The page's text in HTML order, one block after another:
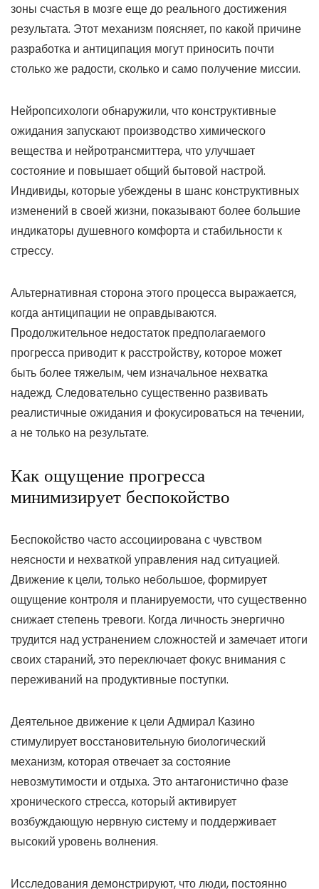
зоны счастья в мозге еще до реального достижения
результата. Этот механизм поясняет, по какой причине
разработка и антиципация могут приносить почти
столько же радости, сколько и само получение миссии.
Нейропсихологи обнаружили, что конструктивные
ожидания запускают производство химического
вещества и нейротрансмиттера, что улучшает
состояние и повышает общий бытовой настрой.
Индивиды, которые убеждены в шанс конструктивных
изменений в своей жизни, показывают более большие
индикаторы душевного комфорта и стабильности к
стрессу.
Альтернативная сторона этого процесса выражается,
когда антиципации не оправдываются.
Продолжительное недостаток предполагаемого
прогресса приводит к расстройству, которое может
быть более тяжелым, чем изначальное нехватка
надежд. Следовательно существенно развивать
реалистичные ожидания и фокусироваться на течении,
а не только на результате.
Как ощущение прогресса
минимизирует беспокойство
Беспокойство часто ассоциирована с чувством
неясности и нехваткой управления над ситуацией.
Движение к цели, только небольшое, формирует
ощущение контроля и планируемости, что существенно
снижает степень тревоги. Когда личность энергично
трудится над устранением сложностей и замечает итоги
своих стараний, это переключает фокус внимания с
переживаний на продуктивные поступки.
Деятельное движение к цели Адмирал Казино
стимулирует восстановительную биологический
механизм, которая отвечает за состояние
невозмутимости и отдыха. Это антагонистично фазе
хронического стресса, который активирует
возбуждающую нервную систему и поддерживает
высокий уровень волнения.
Исследования демонстрируют, что люди, постоянно